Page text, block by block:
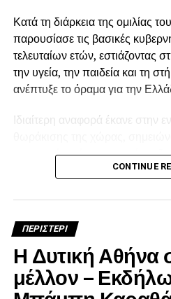
Κατά τη διάρκεια της ομιλίας
παρουσίασε τις βασικές
τελευταίων ετών, εστιάζοντας
την υγεία, την παιδεία και τη
ανέπτυξε το όραμα για την
Ιδιαίτερη αναφορά έκανε στην
προχωρά σε ένα εκτεταμένο
περιλαμβάνει την απόκτηση
αμυντικών συστημάτων. Όπως
Ενόπλων Δυνάμεων αποτελεί
την ασφάλεια και τη
CONTINUE
ΠΕΡΙΣΤΕΡΙ
Η Δυτική Αθήνα
μέλλον –